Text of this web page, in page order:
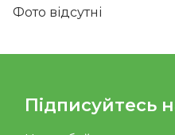
Фото відсутні
Підписуйтесь